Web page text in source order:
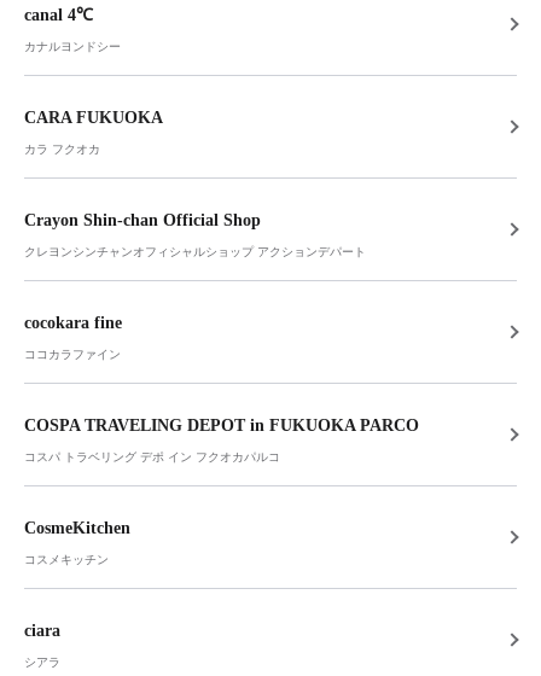
canal 4℃
カナルヨンドシー
CARA FUKUOKA
カラ フクオカ
Crayon Shin-chan Official Shop
クレヨンシンチャンオフィシャルショップ アクションデパート
cocokara fine
ココカラファイン
COSPA TRAVELING DEPOT in FUKUOKA PARCO
コスパ トラベリング デポ イン フクオカパルコ
CosmeKitchen
コスメキッチン
ciara
シアラ